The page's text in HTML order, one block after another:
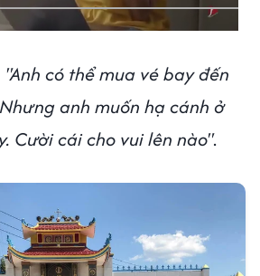
"Anh có thể mua vé bay đến
anh muốn hạ cánh ở
Cười cái cho vui lên nào".